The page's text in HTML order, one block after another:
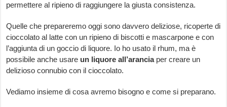
permettere al ripieno di raggiungere la giusta consistenza.
Quelle che prepareremo oggi sono davvero deliziose, ricoperte di
cioccolato al latte con un ripieno di biscotti e mascarpone e con
l’aggiunta di un goccio di liquore. Io ho usato il rhum, ma è
possibile anche usare un liquore all’aranciaper creare un
delizioso connubio con il cioccolato.
Vediamo insieme di cosa avremo bisogno e come si preparano.